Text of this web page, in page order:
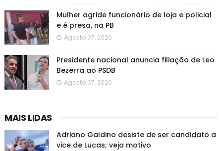
Mulher agride funcionário de loja e policial
e é presa, na PB
Agosto 07, 2026
Presidente nacional anuncia filiação de Leo
Bezerra ao PSDB
Agosto 07, 2026
MAIS LIDAS
Adriano Galdino desiste de ser candidato a
vice de Lucas; veja motivo